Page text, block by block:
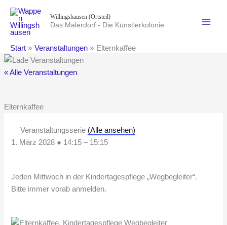
Inhalt
springen
Willingshausen (Ortsteil)
Das Malerdorf - Die Künstlerkolonie
Start Veranstaltungen Elternkaffee
« Alle Veranstaltungen
Elternkaffee
Veranstaltungsserie (Alle ansehen)
1. März 2028 ● 14:15– 15:15
Jeden Mittwoch in der Kindertagespflege „Wegbegleiter“.
Bitte immer vorab anmelden.